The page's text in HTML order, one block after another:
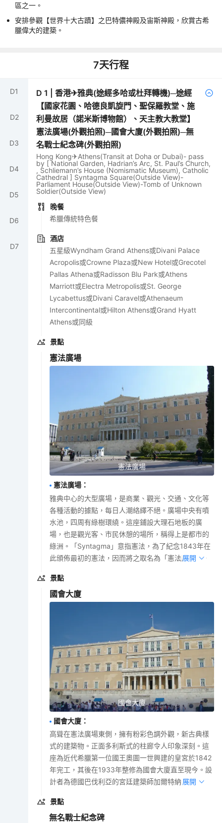
區之一。
安排參觀【世界十大古蹟】之巴特儂神殿及宙斯神殿，欣賞古希
臘偉大的建築。
7天行程
D1
D2
D3
D4
D5
D6
D7
D1 |香港✈雅典(途經多哈或杜拜轉機)─途經
【國家花園、哈德良凱旋門、聖保羅教堂、施
利曼故居（諾米斯博物館）、天主教大教堂】
憲法廣場(外觀拍照)─國會大廈(外觀拍照)─無
名戰士紀念碑(外觀拍照)
Hong Kong✈Athens(Transit at Doha or Dubai)- pass
by [ National Garden, Hadrian’s Arc, St. Paul’s Church,
, Schliemann’s House (Nomismatic Museum), Catholic
Cathedral ] Syntagma Square(Outside View)-
Parliament House(Outside View)-Tomb of Unknown
Soldier(Outside View)
晚餐
希臘傳統特色餐
酒店
五星級Wyndham Grand Athens或Divani Palace
Acropolis或Crowne Plaza或New Hotel或Grecotel
Pallas Athena或Radisson Blu Park或Athens
Marriott或Electra Metropolis或St. George
Lycabettus或Divani Caravel或Athenaeum
Intercontinental或Hilton Athens或Grand Hyatt
Athens或同級
景點
憲法廣場
憲法廣場
憲法廣場 ：
雅典中心的大型廣場，是商業、觀光、交通、文化等
各種活動的據點，每日人潮絡繹不絕。廣場中央有噴
水池，四周有綠樹環繞。這座鋪設大理石地板的廣
場，也是觀光客、市民休憩的場所，稱得上是都市的
綠洲。「Syntagma」意指憲法，為了紀念1843年在
此頒佈最初的憲法，因而將之取名為「憲法廣場」。
展開
景點
國會大廈
國會大廈
國會大廈 ：
高聳在憲法廣場東側，擁有粉彩色調外觀，新古典樣
式的建築物。正面多利斯式的柱廊令人印象深刻。這
座為近代希臘第一位國王奧圖一世興建的皇宮於1842
年完工，其後在1933年整修為國會大廈直至現今。設
計者為德國巴伐利亞的宮廷建築師加爾特納。展開
景點
無名戰士紀念碑